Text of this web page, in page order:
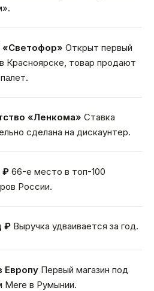
«Светофор» Открыт первый
Красноярске, товар продают
«Ленкома» Ставка
сделана на дискаунтер.
₽ 66-е место в топ-100
России.
₽ Выручка удваивается за год.
Европу Первый магазин под
Mere в Румынии.